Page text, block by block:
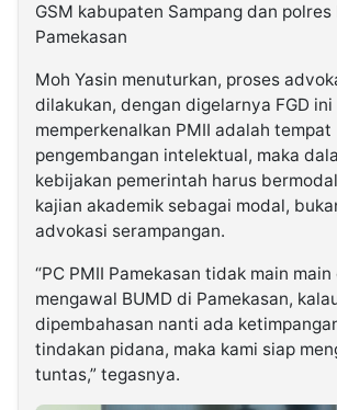
GSM kabupaten Sampang dan
Pamekasan
Moh Yasin menuturkan, proses
dilakukan, dengan digelarnya FGD
memperkenalkan PMII adalah tempat
pengembangan intelektual, maka
kebijakan pemerintah harus
kajian akademik sebagai modal,
advokasi serampangan.
“PC PMII Pamekasan tidak main
mengawal BUMD di Pamekasan,
dipembahasan nanti ada
tindakan pidana, maka kami siap
tuntas,” tegasnya.